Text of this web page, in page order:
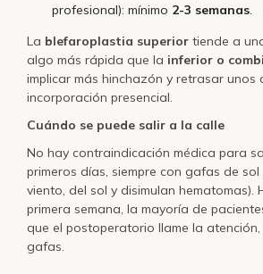
profesional): mínimo 2-3 semanas.
La blefaroplastia superior tiende a
algo más rápida que la inferior o
implicar más hinchazón y retrasar unos
incorporación presencial.
Cuándo se puede salir a la calle
No hay contraindicación médica para
primeros días, siempre con gafas de
viento, del sol y disimulan hematomas).
primera semana, la mayoría de
que el postoperatorio llame la atención,
gafas.